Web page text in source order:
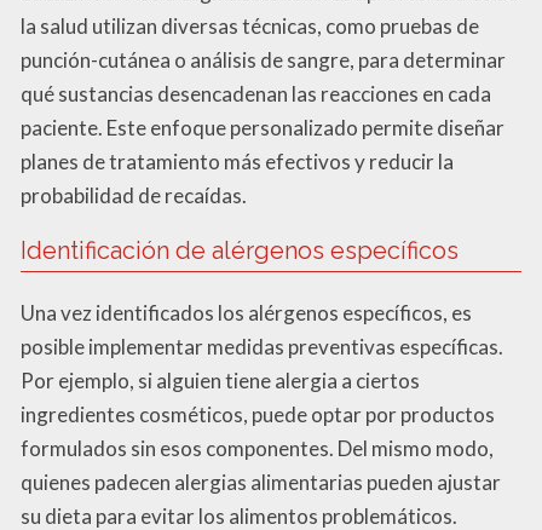
la salud utilizan diversas técnicas, como pruebas de
punción-cutánea o análisis de sangre, para determinar
qué sustancias desencadenan las reacciones en cada
paciente. Este enfoque personalizado permite diseñar
planes de tratamiento más efectivos y reducir la
probabilidad de recaídas.
Identificación de alérgenos específicos
Una vez identificados los alérgenos específicos, es
posible implementar medidas preventivas específicas.
Por ejemplo, si alguien tiene alergia a ciertos
ingredientes cosméticos, puede optar por productos
formulados sin esos componentes. Del mismo modo,
quienes padecen alergias alimentarias pueden ajustar
su dieta para evitar los alimentos problemáticos.